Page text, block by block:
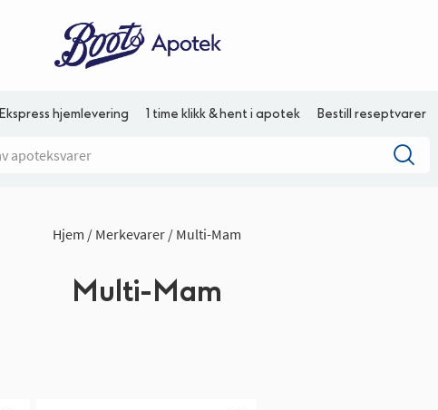
Ekspress hjemlevering 1 time klikk & hent i apotek Bestill reseptvarer
Hjem Merkevarer Multi-Mam
Multi-Mam